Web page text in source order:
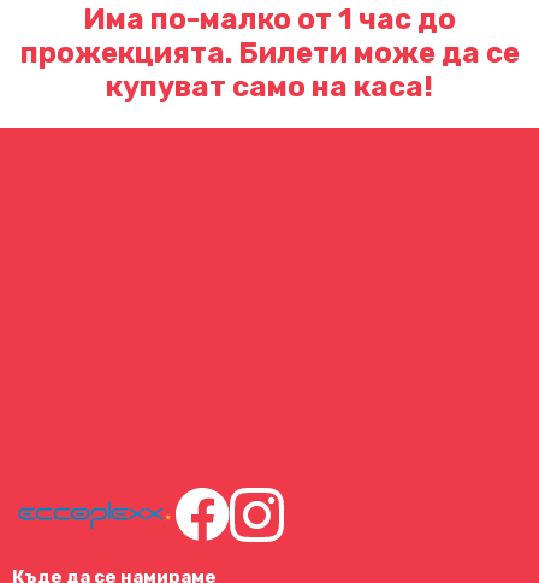
Има по-малко от 1 час до
прожекцията. Билети може да се
купуват само на каса!
Къде да се намираме